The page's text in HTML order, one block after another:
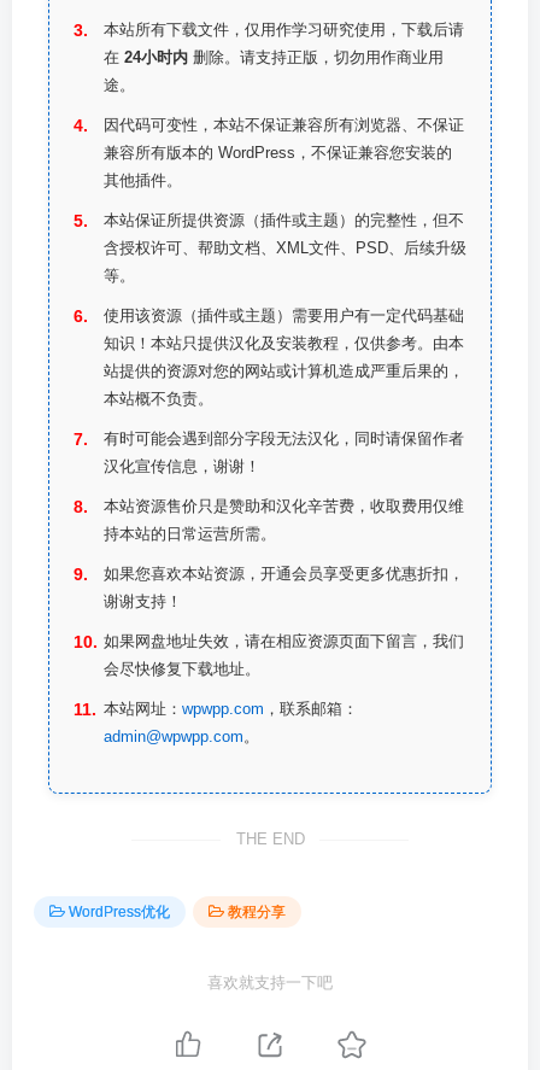
本站所有下载文件，仅用作学习研究使用，下载后请
在 24小时内 删除。请支持正版，切勿用作商业用
途。
因代码可变性，本站不保证兼容所有浏览器、不保证
兼容所有版本的 WordPress，不保证兼容您安装的
其他插件。
本站保证所提供资源（插件或主题）的完整性，但不
含授权许可、帮助文档、XML文件、PSD、后续升级
等。
使用该资源（插件或主题）需要用户有一定代码基础
知识！本站只提供汉化及安装教程，仅供参考。由本
站提供的资源对您的网站或计算机造成严重后果的，
本站概不负责。
有时可能会遇到部分字段无法汉化，同时请保留作者
汉化宣传信息，谢谢！
本站资源售价只是赞助和汉化辛苦费，收取费用仅维
持本站的日常运营所需。
如果您喜欢本站资源，开通会员享受更多优惠折扣，
谢谢支持！
如果网盘地址失效，请在相应资源页面下留言，我们
会尽快修复下载地址。
本站网址： wpwpp.com ，联系邮箱：
admin@wpwpp.com 。
THE END
WordPress优化 教程分享
喜欢就支持一下吧